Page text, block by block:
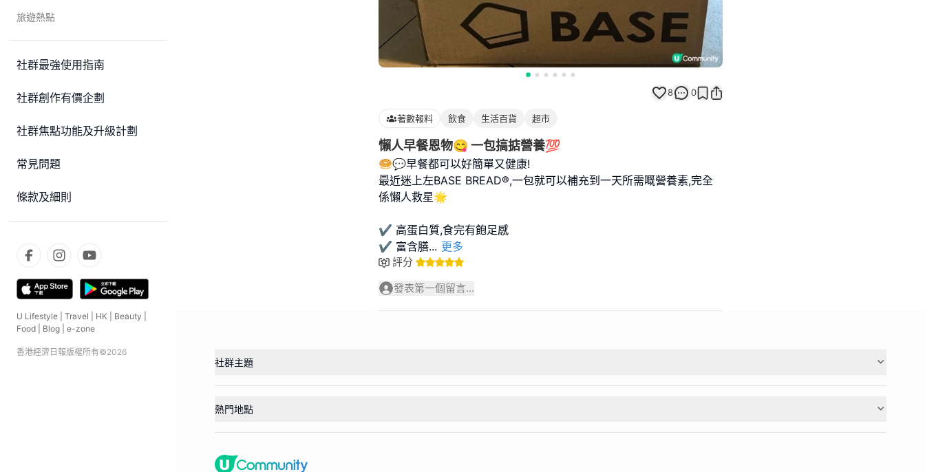
旅遊熱點
社群最強使用指南
社群創作有價企劃
社群焦點功能及升級計劃
常見問題
條款及細則
U Lifestyle Travel HK Beauty
Food
Blog e-zone
香港經濟日報版權所有©2026
8 0
著數報料 飲食 生活百貨 超市
懶人早餐恩物😋 一包搞掂營養💯
🥯💬早餐都可以好簡單又健康!
最近迷上左BASE BREAD®,一包就可以補充到一天所需嘅營養素,完全
係懶人救星🌟
✔️ 高蛋白質,食完有飽足感
✔️ 富含膳... 更多
評分
發表第一個留言...
社群主題
熱門地點